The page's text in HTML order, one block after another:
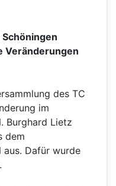
Veränderungen
des TC
im
Burghard Lietz
dem
aus. Dafür wurde